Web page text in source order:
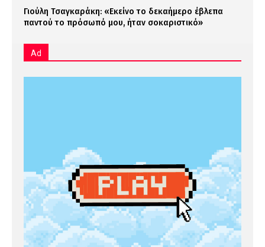
Γιούλη Τσαγκαράκη: «Εκείνο το δεκαήμερο έβλεπα
παντού το πρόσωπό μου, ήταν σοκαριστικό»
Ad